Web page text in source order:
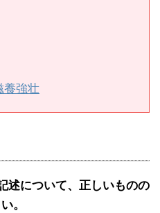
強壮
述について、正しいものの
。